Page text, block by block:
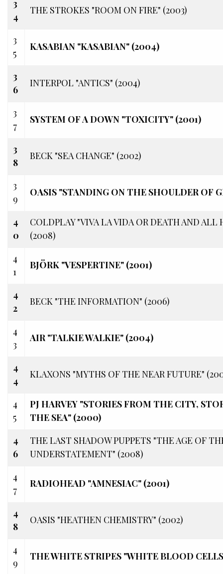
3
4
THE STROKES "ROOM ON FIRE" (2003)
3
5
KASABIAN "KASABIAN" (2004)
3
6
INTERPOL "ANTICS" (2004)
3
7
SYSTEM OF A DOWN "TOXICITY" (2001)
3
8
BECK "SEA CHANGE" (2002)
3
9
OASIS "STANDING ON THE SHOULDER OF
4
0
COLDPLAY "VIVA LA VIDA OR DEATH AND ALL
(2008)
4
1
BJÖRK "VESPERTINE" (2001)
4
2
BECK "THE INFORMATION" (2006)
4
3
AIR "TALKIE WALKIE" (2004)
4
4
KLAXONS "MYTHS OF THE NEAR FUTURE"
4
5
PJ HARVEY "STORIES FROM THE CITY,
THE SEA" (2000)
4
6
THE LAST SHADOW PUPPETS "THE AGE OF
UNDERSTATEMENT" (2008)
4
7
RADIOHEAD "AMNESIAC" (2001)
4
8
OASIS "HEATHEN CHEMISTRY" (2002)
4
9
THE WHITE STRIPES "WHITE BLOOD